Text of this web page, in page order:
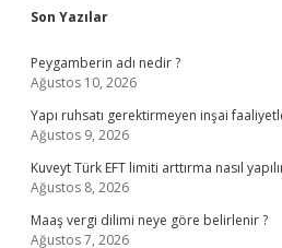
Sidebar
Son Yazılar
Peygamberin adı nedir ?
Ağustos 10, 2026
Yapı ruhsatı gerektirmeyen inşai
Ağustos 9, 2026
Kuveyt Türk EFT limiti arttırma nasıl
Ağustos 8, 2026
Maaş vergi dilimi neye göre belirlenir ?
Ağustos 7, 2026